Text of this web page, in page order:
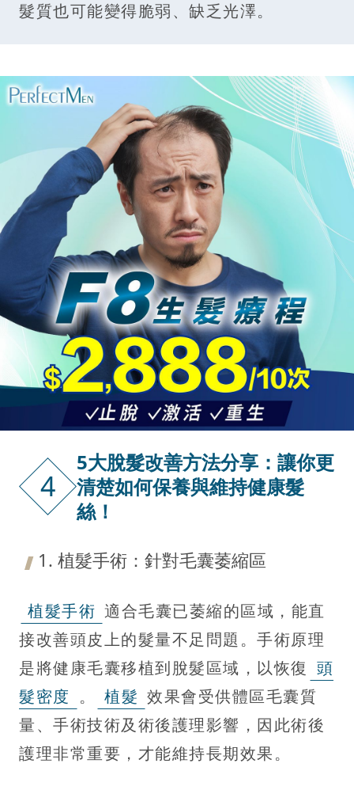
髮質也可能變得脆弱、缺乏光澤。
4
5大脫髮改善方法分享：讓你更
清楚如何保養與維持健康髮
絲！
1. 植髮手術：針對毛囊萎縮區
植髮手術 適合毛囊已萎縮的區域，能直
接改善頭皮上的髮量不足問題。手術原理
是將健康毛囊移植到脫髮區域，以恢復 頭
髮密度 。 植髮 效果會受供體區毛囊質
量、手術技術及術後護理影響，因此術後
護理非常重要，才能維持長期效果。